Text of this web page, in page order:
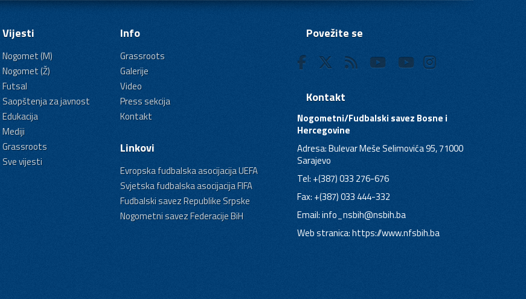
Vijesti
Nogomet (M)
Nogomet (Ž)
Futsal
Saopštenja za javnost
Edukacija
Mediji
Grassroots
Sve vijesti
Info
Grassroots
Galerije
Video
Press sekcija
Kontakt
Linkovi
Evropska fudbalska asocijacija UEFA
Svjetska fudbalska asocijacija FIFA
Fudbalski savez Republike Srpske
Nogometni savez Federacije BiH
Povežite se
Kontakt
Nogometni/Fudbalski savez Bosne i
Hercegovine
Adresa: Bulevar Meše Selimovića 95, 71000
Sarajevo
Tel: +(387) 033 276-676
Fax: +(387) 033 444-332
Email:info_nsbih@nsbih.ba
Web stranica: https://www.nfsbih.ba